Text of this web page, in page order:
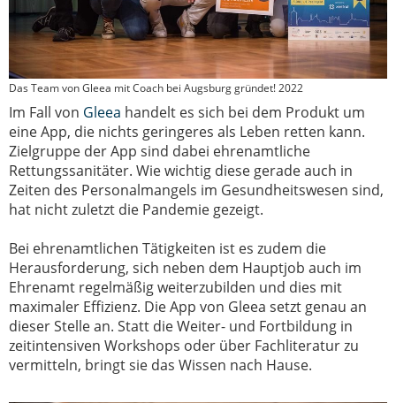
Das Team von Gleea mit Coach bei Augsburg gründet! 2022
Im Fall von Gleea handelt es sich bei dem Produkt um
eine App, die nichts geringeres als Leben retten kann.
Zielgruppe der App sind dabei ehrenamtliche
Rettungssanitäter. Wie wichtig diese gerade auch in
Zeiten des Personalmangels im Gesundheitswesen sind,
hat nicht zuletzt die Pandemie gezeigt.
Bei ehrenamtlichen Tätigkeiten ist es zudem die
Herausforderung, sich neben dem Hauptjob auch im
Ehrenamt regelmäßig weiterzubilden und dies mit
maximaler Effizienz. Die App von Gleea setzt genau an
dieser Stelle an. Statt die Weiter- und Fortbildung in
zeitintensiven Workshops oder über Fachliteratur zu
vermitteln, bringt sie das Wissen nach Hause.